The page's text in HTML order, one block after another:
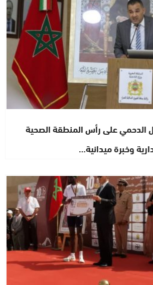
الدحمي على رأس المنطقة الصحية
وخبرة ميدانية…